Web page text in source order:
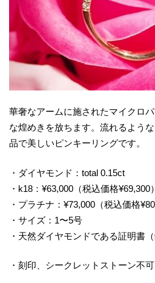
華奢なアームに施されたマイクロ
な煌めきを放ちます。流れるよう
品で美しいピンキーリングです。
・ダイヤモンド：total 0.15ct
・k18：¥63,000（税込価格¥69,300）
・プラチナ：¥73,000（税込価格
・サイズ：1〜5号
・天然ダイヤモンドである証明書
・刻印、シークレットストーン不可